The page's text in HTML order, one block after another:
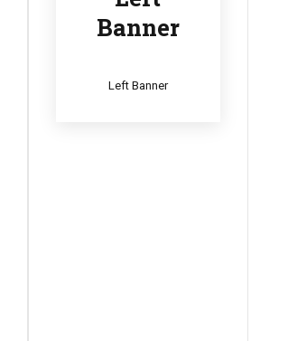
Banner
Left Banner